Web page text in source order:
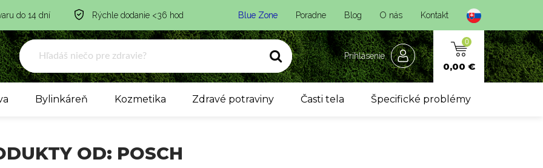
do 14 dní Rýchle dodanie <36 hod Blue Zone Poradne Blog O nás Kontakt
0
0,00 €
Prihlásenie
Bylinkáreň Kozmetika Zdravé potraviny Časti tela Špecifické problémy
OD: POSCH